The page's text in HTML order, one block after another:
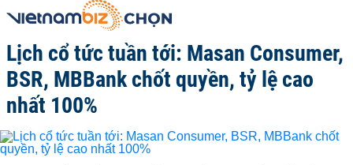
Lịch cổ tức tuần tới: Masan Consumer,
BSR, MBBank chốt quyền, tỷ lệ cao
nhất 100%